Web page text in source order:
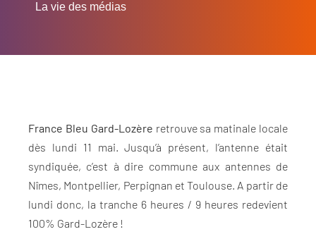
La vie des médias
France Bleu Gard-Lozère retrouve sa matinale locale
dès lundi 11 mai. Jusqu’à présent, l’antenne était
syndiquée, c’est à dire commune aux antennes de
Nîmes, Montpellier, Perpignan et Toulouse. A partir de
lundi donc, la tranche 6 heures / 9 heures redevient
100% Gard-Lozère !